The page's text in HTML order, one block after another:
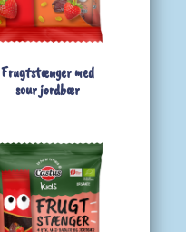
Frugtstænger med
sour jordbær